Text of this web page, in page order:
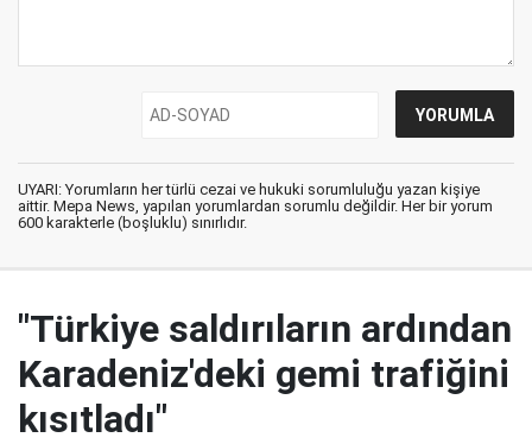
UYARI: Yorumların her türlü cezai ve hukuki sorumluluğu yazan kişiye
aittir. Mepa News, yapılan yorumlardan sorumlu değildir. Her bir yorum
600 karakterle (boşluklu) sınırlıdır.
"Türkiye saldırıların ardından
Karadeniz'deki gemi trafiğini
kısıtladı"